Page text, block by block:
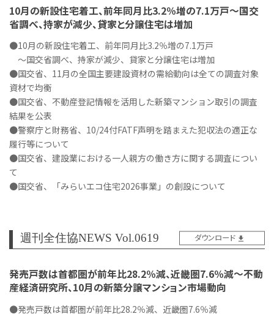
10月の新設住宅着工、前年同月比3.2％増の7.1万戸～国交
省調べ、持家が減少、貸家と分譲住宅は増加
●10月の新設住宅着工、前年同月比3.2％増の7.1万戸
～国交省調べ、持家が減少、貸家と分譲住宅は増加
●国交省、11月の全国主要建設資材の需給動向は全ての調査対象
資材で均衡
●国交省、不動産登記情報を活用した新築マンション取引の調査
結果を公表
●警察庁と財務省、10/24付FATF声明を踏まえた犯収法の適正な
履行等について
●国交省、建設業における一人親方の働き方に関する調査につい
て
●国交省、「みらいエコ住宅2026事業」の創設について
週刊全住協NEWS Vol.0619 ダウンロード
発売戸数は首都圏が前年比28.2％減、近畿圏7.6％減～不動
産経済研究所、10月の新築分譲マンション市場動向
●発売戸数は首都圏が前年比28.2％減、近畿圏7.6％減